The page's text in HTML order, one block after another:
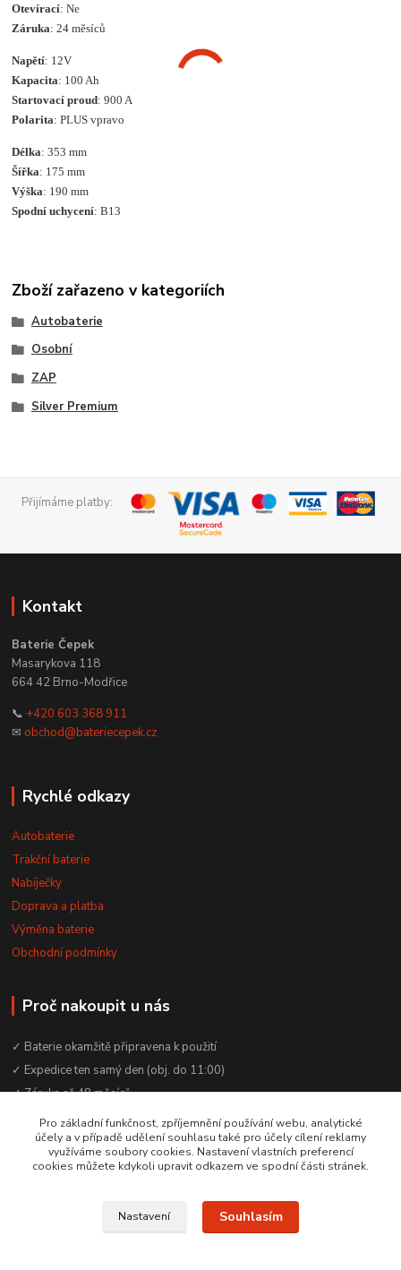
Otevírací: Ne
Záruka: 24 měsíců
Napětí: 12V
Kapacita: 100 Ah
Startovací proud: 900 A
Polarita: PLUS vpravo
Délka: 353 mm
Šířka: 175 mm
Výška: 190 mm
Spodní uchycení: B13
Zboží zařazeno v kategoriích
Autobaterie
Osobní
ZAP
Silver Premium
Přijímáme platby:
Kontakt
Baterie Čepek
Masarykova 118
664 42 Brno-Modřice
📞 +420 603 368 911
✉ obchod@bateriecepek.cz
Rychlé odkazy
Autobaterie
Trakční baterie
Nabíječky
Doprava a platba
Výměna baterie
Obchodní podmínky
Proč nakoupit u nás
✓ Baterie okamžitě připravena k použití
✓ Expedice ten samý den (obj. do 11:00)
✓ Záruka až 48 měsíců
✓ Odborné poradenství zdarma
✓ Česká rodinná firma od 2012
✓ YouTube kanál s návody a testy baterií
Pro základní funkčnost, zpříjemnění používání webu, analytické
účely a v případě udělení souhlasu také pro účely cílení reklamy
využíváme soubory cookies. Nastavení vlastních preferencí
cookies můžete kdykoli upravit odkazem ve spodní části stránek.
Nastavení Souhlasím